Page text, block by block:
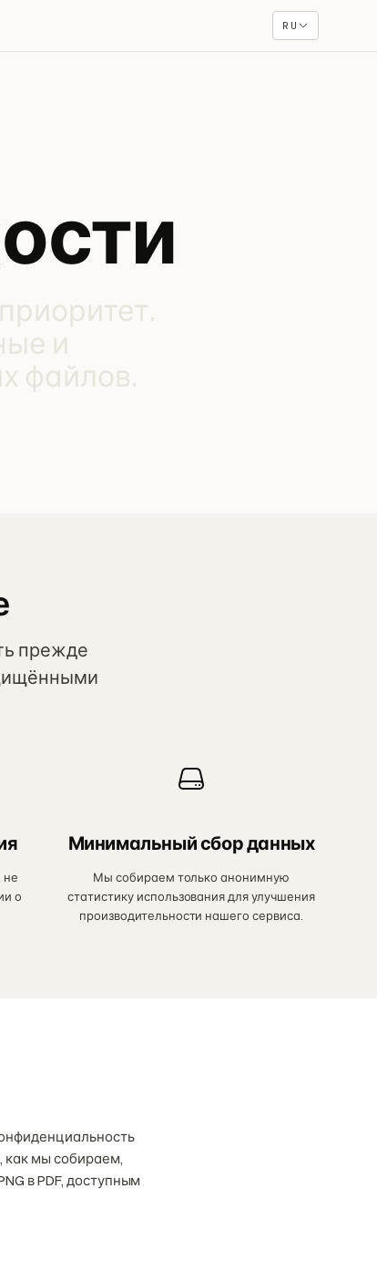
RU
и
файлов.
прежде
не
о
Минимальный сбор данных
Мы собираем только анонимную
статистику использования для улучшения
производительности нашего сервиса.
как мы собираем,
в PDF, доступным